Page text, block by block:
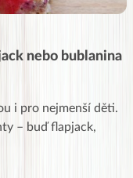
nebo bublanina
i pro nejmenší děti.
– buď flapjack,